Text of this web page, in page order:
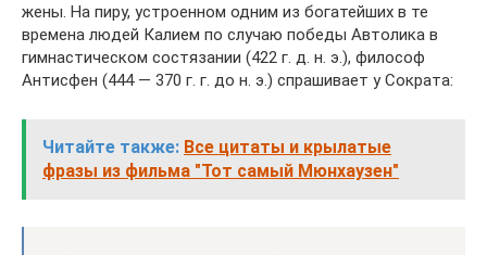
жены. На пиру, устроенном одним из богатейших в те
времена людей Калием по случаю победы Автолика в
гимнастическом состязании (422 г. д. н. э.), философ
Антисфен (444 — 370 г. г. до н. э.) спрашивает у Сократа:
Читайте также: Все цитаты и крылатые
фразы из фильма "Тот самый Мюнхаузен"